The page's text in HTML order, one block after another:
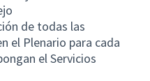
de todas las
el Plenario para cada
el Servicios